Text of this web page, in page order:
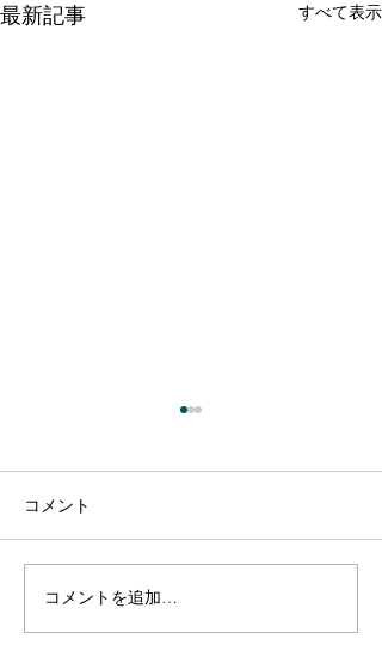
最新記事 すべて表示
【出演のお知らせ】日本
テレビ「1億人の大質問!?
コメント
コメントを追加…